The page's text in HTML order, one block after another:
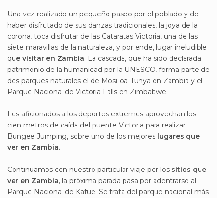
Una vez realizado un pequeño paseo por el poblado y de
haber disfrutado de sus danzas tradicionales, la joya de la
corona, toca disfrutar de las Cataratas Victoria, una de las
siete maravillas de la naturaleza, y por ende, lugar ineludible
que visitar en Zambia. La cascada, que ha sido declarada
patrimonio de la humanidad por la UNESCO, forma parte de
dos parques naturales el de Mosi-oa-Tunya en Zambia y el
Parque Nacional de Victoria Falls en Zimbabwe.
Los aficionados a los deportes extremos aprovechan los
cien metros de caída del puente Victoria para realizar
Bungee Jumping, sobre uno de los mejores lugares que
ver en Zambia.
Continuamos con nuestro particular viaje por los sitios que
ver en Zambia, la próxima parada pasa por adentrarse al
Parque Nacional de Kafue. Se trata del parque nacional más